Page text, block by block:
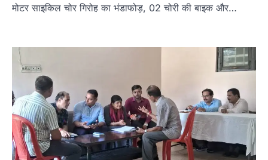
मोटर साइकिल चोर गिरोह का भंडाफोड़, 02 चोरी की बाइक और…